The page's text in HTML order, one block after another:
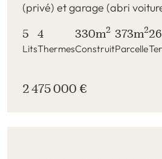
(privé) et garage (abri
5
Lits
4
Thermes
330m2
Construit
373m2
Parcelle
2 475 000 €